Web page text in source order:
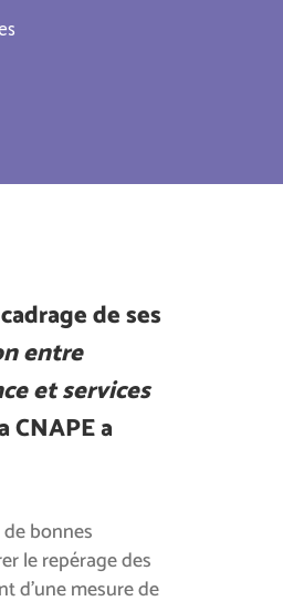
de ses
entre
et services
CNAPE a
bonnes
le repérage des
d’une mesure de